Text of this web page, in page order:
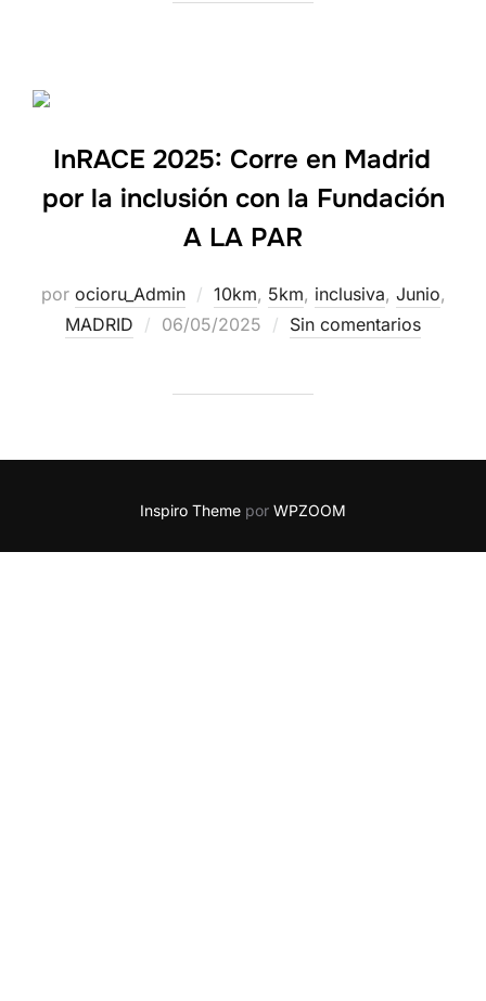
InRACE 2025: Corre en Madrid
por la inclusión con la Fundación
A LA PAR
por ocioru_Admin 10km, 5km, inclusiva, Junio,
MADRID
06/05/2025 Sin comentarios
Inspiro Theme por WPZOOM